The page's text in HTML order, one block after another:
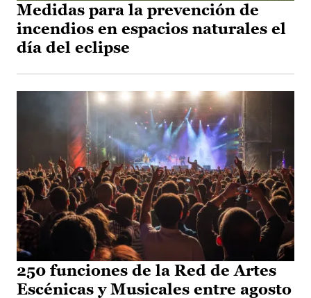
Medidas para la prevención de
incendios en espacios naturales el
día del eclipse
250 funciones de la Red de Artes
Escénicas y Musicales entre agosto